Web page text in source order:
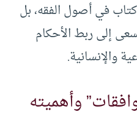
في أصول الفقه، بل
إلى ربط الأحكام
والإنسانية.
وأهميته